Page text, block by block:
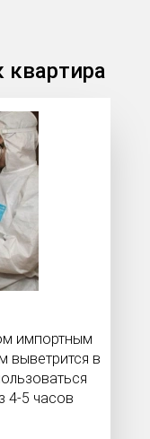
импортным
выветрится в
4-5 часов